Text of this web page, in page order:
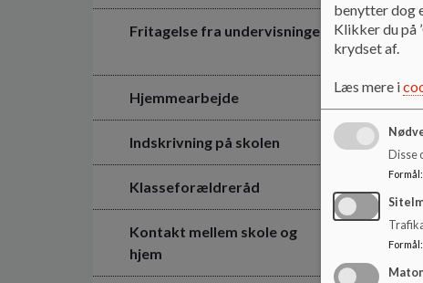
Fritagelse fra undervisningen
Hjemmearbejde
Indskrivning på skolen
Klasseforældreråd
Kontakt mellem skole og
hjem
benytter dog
Klikker du på
krydset af.
Læs mere i
Disse
Formål :
Formål :